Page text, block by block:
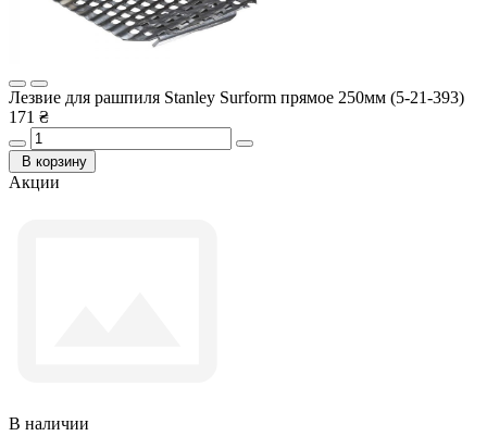
Лезвие для рашпиля Stanley Surform прямое 250мм (5-21-393)
171 ₴
В корзину
Акции
В наличии